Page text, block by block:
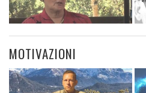
MOTIVAZIONI